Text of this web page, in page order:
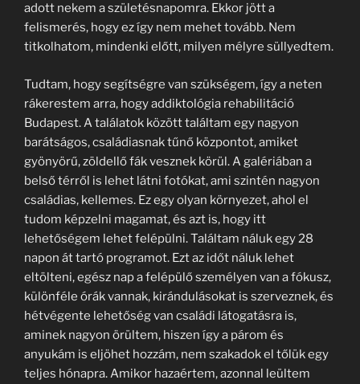
adott nekem a születésnapomra. Ekkor jött a
felismerés, hogy ez így nem mehet tovább. Nem
titkolhatom, mindenki előtt, milyen mélyre süllyedtem.
Tudtam, hogy segítségre van szükségem, így a neten
rákerestem arra, hogy addiktológia rehabilitáció
Budapest. A találatok között találtam egy nagyon
barátságos, családiasnak tűnő központot, amiket
gyönyörű, zöldellő fák vesznek körül. A galériában a
belső térről is lehet látni fotókat, ami szintén nagyon
családias, kellemes. Ez egy olyan környezet, ahol el
tudom képzelni magamat, és azt is, hogy itt
lehetőségem lehet felépülni. Találtam náluk egy 28
napon át tartó programot. Ezt az időt náluk lehet
eltölteni, egész nap a felépülő személyen van a fókusz,
különféle órák vannak, kirándulásokat is szerveznek, és
hétvégente lehetőség van családi látogatásra is,
aminek nagyon örültem, hiszen így a párom és
anyukám is eljöhet hozzám, nem szakadok el tőlük egy
teljes hónapra. Amikor hazaértem, azonnal leültem